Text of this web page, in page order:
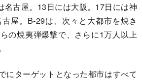
名古屋。13日には大阪。17日には神
屋。B-29は、次々と大都市を焼き
の焼夷弾爆撃で、さらに1万人以上
にターゲットとなった都市はすべて